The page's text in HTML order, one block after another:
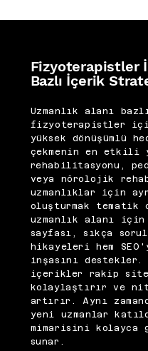
Fizyoterapistler
Bazlı İçerik
Uzmanlık alanı
fizyoterapistler
yüksek dönüşümlü
çekmenin en etkili
rehabilitasyonu,
veya nörolojik
uzmanlıklar için
oluşturmak
uzmanlık alanı
sayfası, sıkça
hikayeleri hem
inşasını destekler.
içerikler rakip
kolaylaştırır ve
artırır. Aynı
yeni uzmanlar
mimarisini kolayca
sunar.